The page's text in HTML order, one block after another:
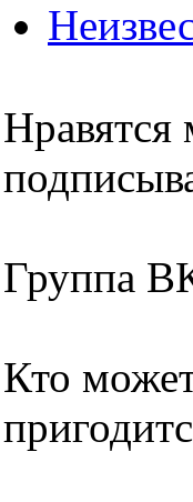
Группа
Кто